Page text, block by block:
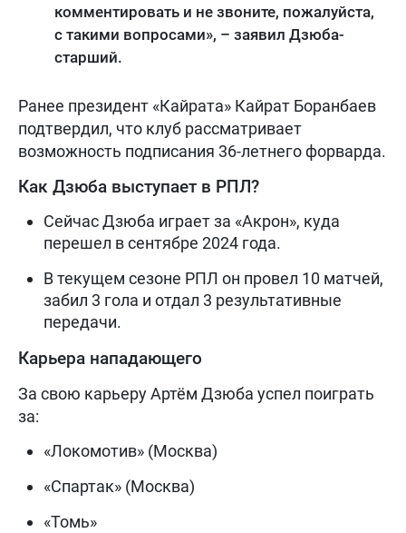
комментировать и не звоните, пожалуйста,
с такими вопросами», – заявил Дзюба-
старший.
Ранее президент «Кайрата» Кайрат Боранбаев
подтвердил, что клуб рассматривает
возможность подписания 36-летнего форварда.
Как Дзюба выступает в РПЛ?
Сейчас Дзюба играет за «Акрон», куда
перешел в сентябре 2024 года.
В текущем сезоне РПЛ он провел 10 матчей,
забил 3 гола и отдал 3 результативные
передачи.
Карьера нападающего
За свою карьеру Артём Дзюба успел поиграть
за:
«Локомотив» (Москва)
«Спартак» (Москва)
«Томь»